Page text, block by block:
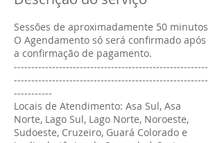
Sessões de aproximadamente 50 minutos
O Agendamento só será confirmado após
a confirmação de pagamento.
--------------------------------------------------------
--------------------------------------------------------
-----------
Locais de Atendimento: Asa Sul, Asa
Norte, Lago Sul, Lago Norte, Noroeste,
Sudoeste, Cruzeiro, Guará Colorado e